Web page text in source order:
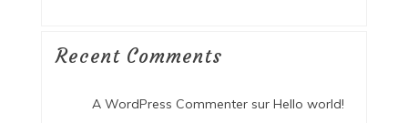
Recent Comments
A WordPress Commentersur Hello world!